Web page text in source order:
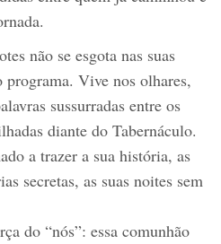
não se esgota nas suas
programa. Vive nos olhares,
sussurradas entre os
diante do Tabernáculo.
a trazer a sua história, as
secretas, as suas noites sem
do “nós”: essa comunhão